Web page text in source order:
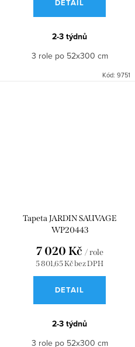
DETAIL
2-3 týdnů
3 role po 52x300 cm
Kód: 9751
Tapeta JARDIN SAUVAGE
WP20443
5 801,65 Kč bez DPH
7 020 Kč / role
DETAIL
2-3 týdnů
3 role po 52x300 cm